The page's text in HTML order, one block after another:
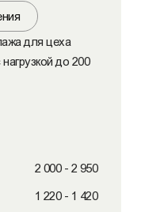
для цеха
до 200
2 000 - 2 950
1 220 - 1 420